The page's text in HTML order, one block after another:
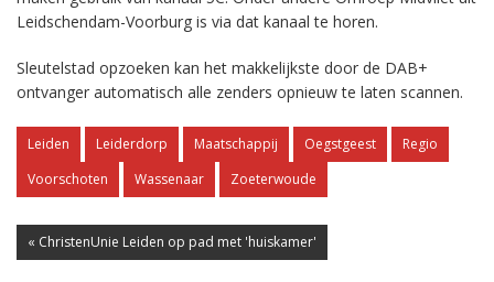
Leidschendam-Voorburg is via dat kanaal te horen.
Sleutelstad opzoeken kan het makkelijkste door de DAB+
ontvanger automatisch alle zenders opnieuw te laten scannen.
Leiden Leiderdorp Maatschappij Oegstgeest
Regio
Voorschoten
Wassenaar Zoeterwoude
« ChristenUnie Leiden op pad met 'huiskamer'